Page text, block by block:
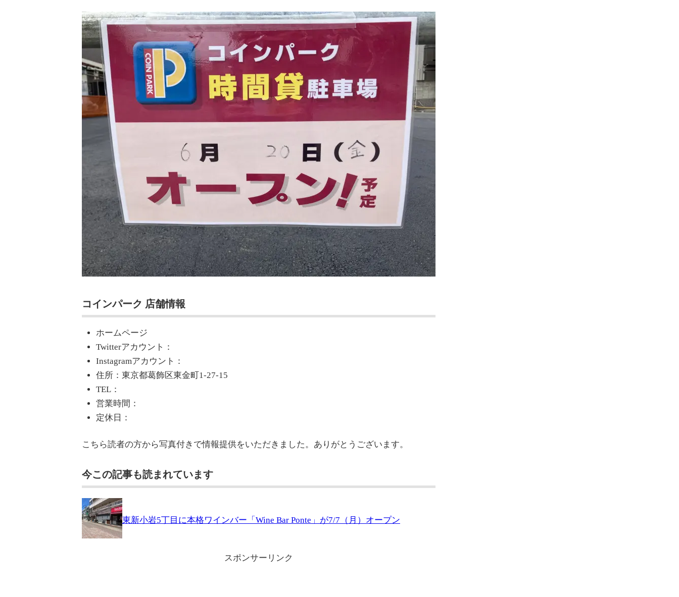
コインパーク 店舗情報
ホームページ
Twitterアカウント：
Instagramアカウント：
住所：東京都葛飾区東金町1-27-15
TEL：
営業時間：
定休日：
こちら読者の方から写真付きで情報提供をいただきました。ありがとうございます。
今この記事も読まれています
東新小岩5丁目に本格ワインバー「Wine Bar Ponte」が7/7（月）オープン
スポンサーリンク